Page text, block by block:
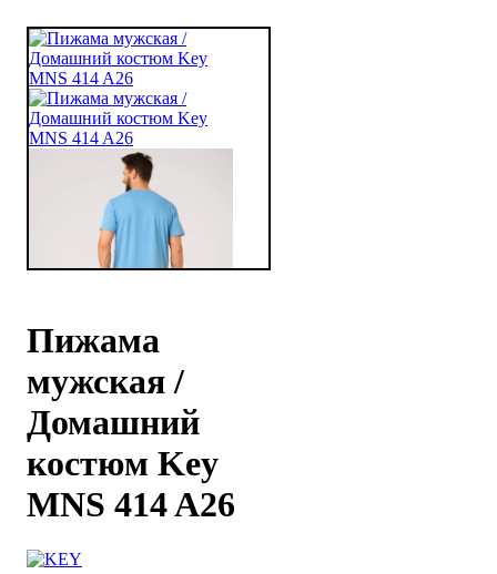
Пижама
мужская /
Домашний
костюм Key
MNS 414 A26